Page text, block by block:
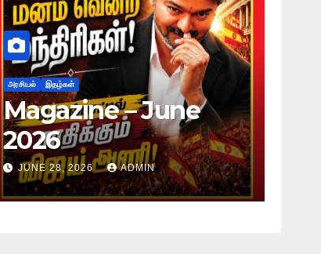
அரசியல் இதழ்கள்
Magazine – June
2026
JUNE 28, 2026 ADMIN